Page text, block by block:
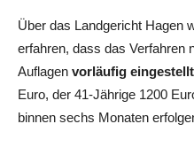
Über das Landgericht Hagen
erfahren, dass das Verfahren
Auflagen vorläufig eingestellt
Euro, der 41-Jährige 1200
binnen sechs Monaten